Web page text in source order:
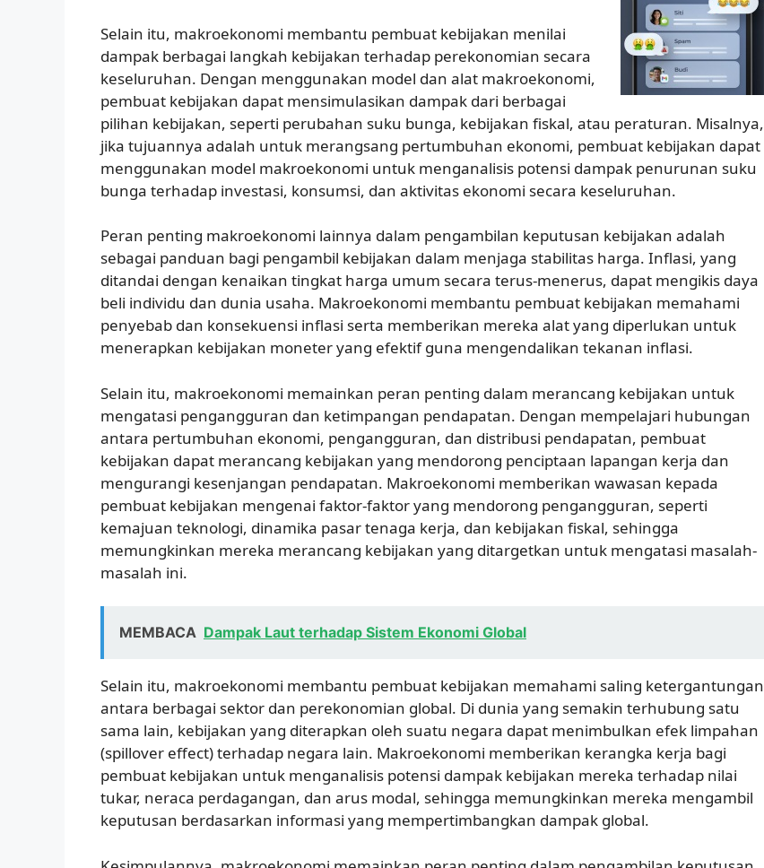
Selain itu, makroekonomi membantu pembuat kebijakan menilai
dampak berbagai langkah kebijakan terhadap perekonomian secara
keseluruhan. Dengan menggunakan model dan alat makroekonomi,
pembuat kebijakan dapat mensimulasikan dampak dari berbagai
pilihan kebijakan, seperti perubahan suku bunga, kebijakan fiskal, atau peraturan. Misalnya,
jika tujuannya adalah untuk merangsang pertumbuhan ekonomi, pembuat kebijakan dapat
menggunakan model makroekonomi untuk menganalisis potensi dampak penurunan suku
bunga terhadap investasi, konsumsi, dan aktivitas ekonomi secara keseluruhan.
Peran penting makroekonomi lainnya dalam pengambilan keputusan kebijakan adalah
sebagai panduan bagi pengambil kebijakan dalam menjaga stabilitas harga. Inflasi, yang
ditandai dengan kenaikan tingkat harga umum secara terus-menerus, dapat mengikis daya
beli individu dan dunia usaha. Makroekonomi membantu pembuat kebijakan memahami
penyebab dan konsekuensi inflasi serta memberikan mereka alat yang diperlukan untuk
menerapkan kebijakan moneter yang efektif guna mengendalikan tekanan inflasi.
Selain itu, makroekonomi memainkan peran penting dalam merancang kebijakan untuk
mengatasi pengangguran dan ketimpangan pendapatan. Dengan mempelajari hubungan
antara pertumbuhan ekonomi, pengangguran, dan distribusi pendapatan, pembuat
kebijakan dapat merancang kebijakan yang mendorong penciptaan lapangan kerja dan
mengurangi kesenjangan pendapatan. Makroekonomi memberikan wawasan kepada
pembuat kebijakan mengenai faktor-faktor yang mendorong pengangguran, seperti
kemajuan teknologi, dinamika pasar tenaga kerja, dan kebijakan fiskal, sehingga
memungkinkan mereka merancang kebijakan yang ditargetkan untuk mengatasi masalah-
masalah ini.
MEMBACA Dampak Laut terhadap Sistem Ekonomi Global
Selain itu, makroekonomi membantu pembuat kebijakan memahami saling ketergantungan
antara berbagai sektor dan perekonomian global. Di dunia yang semakin terhubung satu
sama lain, kebijakan yang diterapkan oleh suatu negara dapat menimbulkan efek limpahan
(spillover effect) terhadap negara lain. Makroekonomi memberikan kerangka kerja bagi
pembuat kebijakan untuk menganalisis potensi dampak kebijakan mereka terhadap nilai
tukar, neraca perdagangan, dan arus modal, sehingga memungkinkan mereka mengambil
keputusan berdasarkan informasi yang mempertimbangkan dampak global.